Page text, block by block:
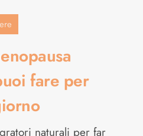
fare per
naturali per far